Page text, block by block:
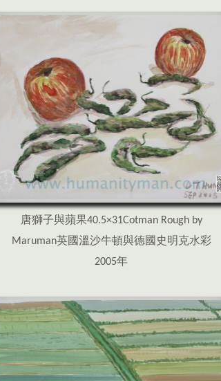
唐獅子與蘋果40.5×31Cotman Rough by
Maruman英國溫沙牛頓與德國史明克水彩
2005年